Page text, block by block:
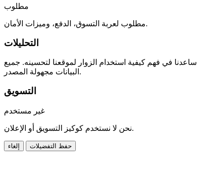
مطلوب
مطلوب لعربة التسوق، الدفع، وميزات الأمان.
التحليلات
ساعدنا في فهم كيفية استخدام الزوار لموقعنا لتحسينه. جميع
البيانات مجهولة المصدر.
التسويق
غير مستخدم
نحن لا نستخدم كوكيز التسويق أو الإعلان.
إلغاء حفظ التفضيلات